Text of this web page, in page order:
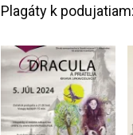
Plagáty k podujatiam: